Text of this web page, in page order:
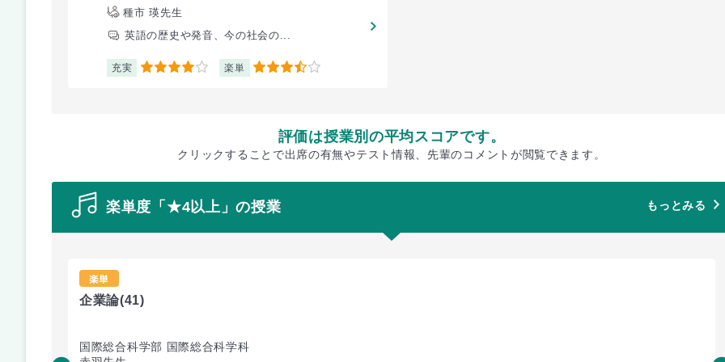
種市 瑛先生
英語の歴史や発音、今の社会の...
充実 4 楽単 3.5
評価は授業別の平均スコアです。
クリックすることで出席の有無やテスト情報、先輩のコメントが閲覧できます。
楽単度「★4以上」の授業 もっとみる
楽単
企業論(41)
国際総合科学部 国際総合科学科